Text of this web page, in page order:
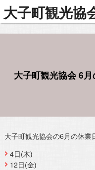
大子町観光協
大子町観光協会 6
大子町観光協会の6月の休業
4日(木)
12日(金)